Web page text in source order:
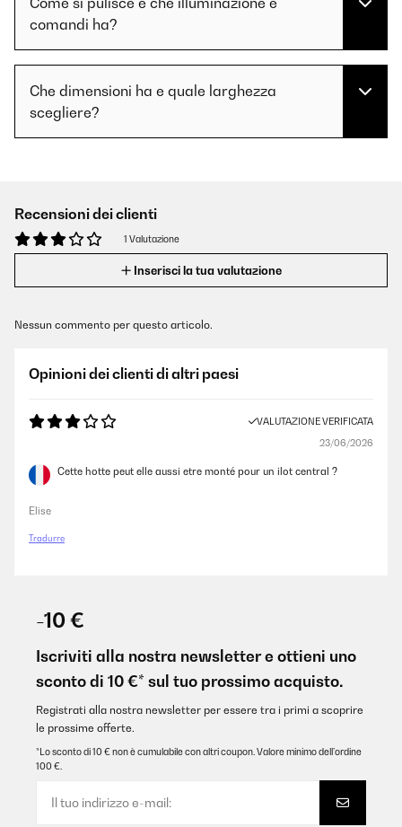
comandi ha?
Che dimensioni ha e quale larghezza
scegliere?
Recensioni dei clienti
1 Valutazione
Inserisci la tua valutazione
Nessun commento per questo articolo.
Opinioni dei clienti di altri paesi
VALUTAZIONE VERIFICATA
23/06/2026
Cette hotte peut elle aussi etre monté pour un ilot central ?
Elise
Tradurre
-10 €
Iscriviti alla nostra newsletter e ottieni uno
sconto di 10 €* sul tuo prossimo acquisto.
Registrati alla nostra newsletter per essere tra i primi a scoprire
le prossime offerte.
*Lo sconto di 10 € non è cumulabile con altri coupon. Valore minimo dell’ordine
100 €.